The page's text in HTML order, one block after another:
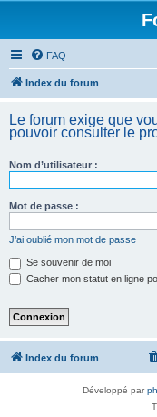
FAQ
Index du forum
Le forum exige que
pouvoir consulter le
Nom d’utilisateur :
Mot de passe :
J’ai oublié mon mot de passe
Se souvenir de moi
Cacher mon statut en ligne
Index du forum
Développé par